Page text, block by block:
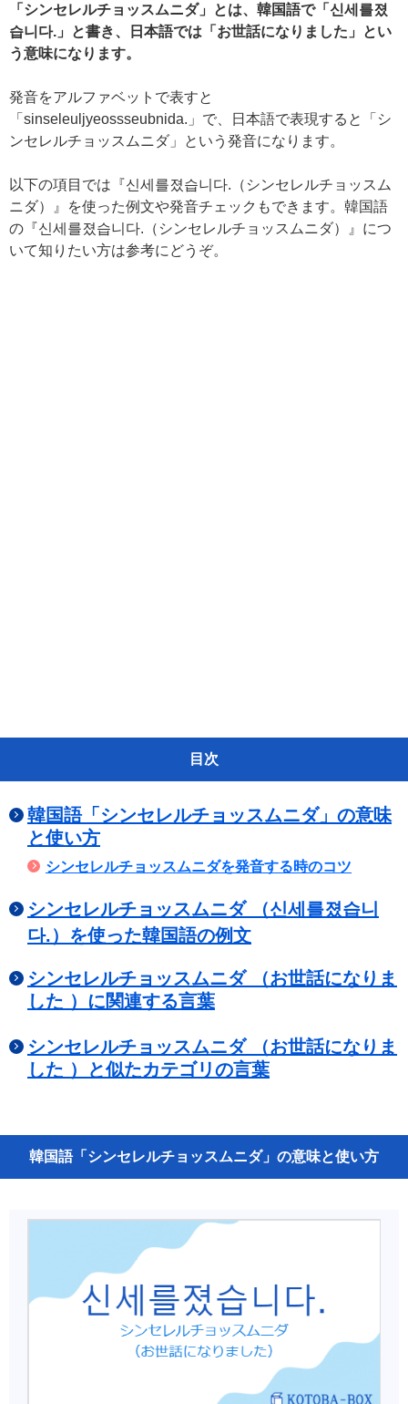
「シンセレルチョッスムニダ」とは、韓国語で「신세를졌
습니다.」と書き、日本語では「お世話になりました」とい
う意味になります。
発音をアルファベットで表すと
「sinseleuljyeossseubnida.」で、日本語で表現すると「シ
ンセレルチョッスムニダ」という発音になります。
以下の項目では『신세를졌습니다.（シンセレルチョッスム
ニダ）』を使った例文や発音チェックもできます。韓国語
の『신세를졌습니다.（シンセレルチョッスムニダ）』につ
いて知りたい方は参考にどうぞ。
目次
韓国語「シンセレルチョッスムニダ」の意味
と使い方
シンセレルチョッスムニダを発音する時のコツ
シンセレルチョッスムニダ （신세를졌습니
다.）を使った韓国語の例文
シンセレルチョッスムニダ （お世話になりま
した ）に関連する言葉
シンセレルチョッスムニダ （お世話になりま
した ）と似たカテゴリの言葉
韓国語「シンセレルチョッスムニダ」の意味と使い方